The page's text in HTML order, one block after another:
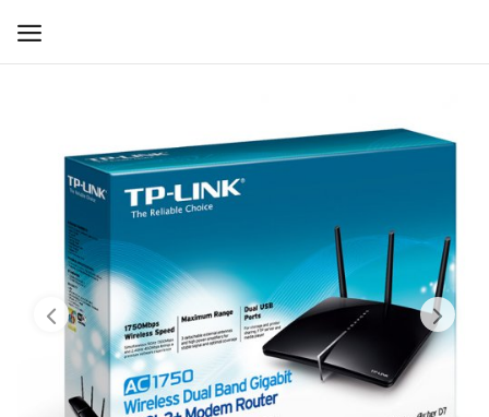
РЕШЕНИЯ ДЛЯ ДОМА
ДЛЯ БИЗНЕСА
ДЛЯ ОПЕРАТОРОВ СВЯЗИ
Прочее
Избранное
Контакты